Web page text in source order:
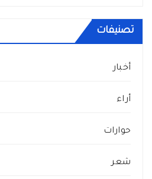
تصنيفات
أخبار
أراء
حوارات
شعر